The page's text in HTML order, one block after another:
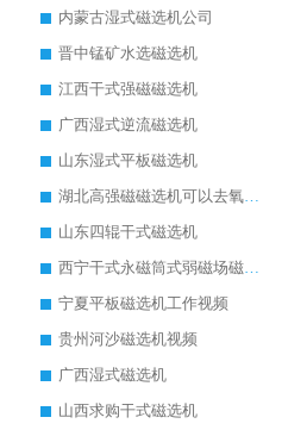
内蒙古湿式磁选机公司
晋中锰矿水选磁选机
江西干式强磁磁选机
广西湿式逆流磁选机
山东湿式平板磁选机
湖北高强磁磁选机可以去氧化铝
山东四辊干式磁选机
西宁干式永磁筒式弱磁场磁选机结构图
宁夏平板磁选机工作视频
贵州河沙磁选机视频
广西湿式磁选机
山西求购干式磁选机